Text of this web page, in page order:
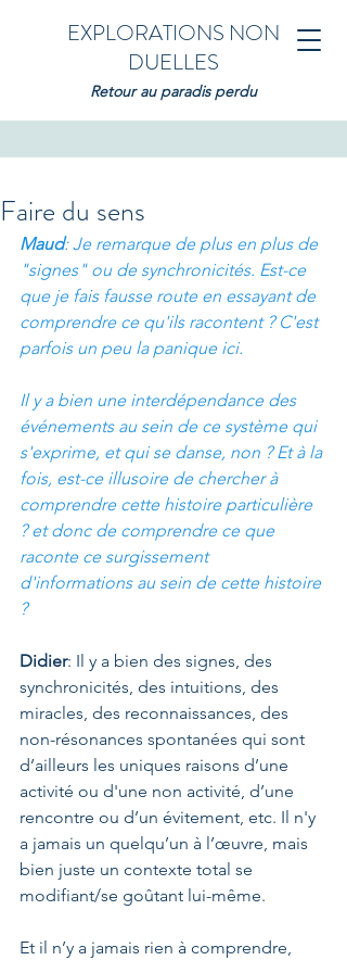
EXPLORATIONS NON
DUELLES
Retour au paradis perdu
Faire du sens
Maud: Je remarque de plus en plus de
"signes" ou de synchronicités. Est-ce
que je fais fausse route en essayant de
comprendre ce qu'ils racontent ? C'est
parfois un peu la panique ici.
Il y a bien une interdépendance des
événements au sein de ce système qui
s'exprime, et qui se danse, non ? Et à la
fois, est-ce illusoire de chercher à
comprendre cette histoire particulière
? et donc de comprendre ce que
raconte ce surgissement
d'informations au sein de cette histoire
?
Didier: Il y a bien des signes, des
synchronicités, des intuitions, des
miracles, des reconnaissances, des
non-résonances spontanées qui sont
d’ailleurs les uniques raisons d’une
activité ou d'une non activité, d’une
rencontre ou d’un évitement, etc. Il n'y
a jamais un quelqu’un à l’œuvre, mais
bien juste un contexte total se
modifiant/se goûtant lui-même.
Et il n’y a jamais rien à comprendre,